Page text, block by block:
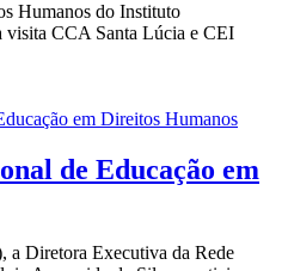
Humanos do Instituto
CCA Santa Lúcia e CEI
de Educação em
a Diretora Executiva da Rede